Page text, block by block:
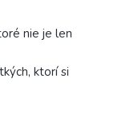
nie je len
ktorí si